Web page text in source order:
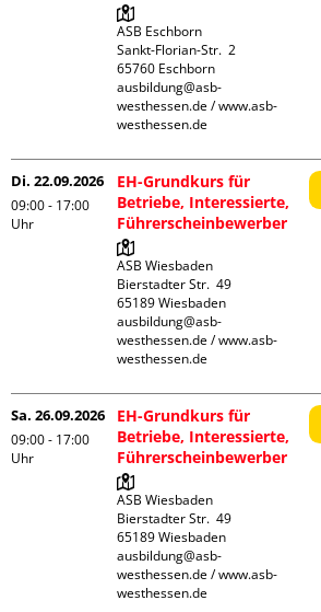
ASB Eschborn
Sankt-Florian-Str.  2
65760 Eschborn
ausbildung@asb-
westhessen.de / www.asb-
westhessen.de
Di. 22.09.2026
09:00 - 17:00
Uhr
EH-Grundkurs für
Betriebe, Interessierte,
Führerscheinbewerber
ASB Wiesbaden
Bierstadter Str.  49
65189 Wiesbaden
ausbildung@asb-
westhessen.de / www.asb-
westhessen.de
Sa. 26.09.2026
09:00 - 17:00
Uhr
EH-Grundkurs für
Betriebe, Interessierte,
Führerscheinbewerber
ASB Wiesbaden
Bierstadter Str.  49
65189 Wiesbaden
ausbildung@asb-
westhessen.de / www.asb-
westhessen.de